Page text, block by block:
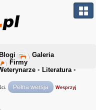
Blogi
Galeria
Firmy
• Literatura•
Pełna wersja Wesprzyj